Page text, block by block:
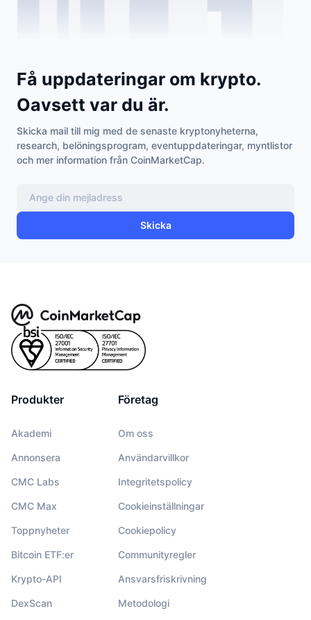
Få uppdateringar om krypto.
Oavsett var du är.
Skicka mail till mig med de senaste kryptonyheterna,
research, belöningsprogram, eventuppdateringar, myntlistor
och mer information från CoinMarketCap.
Skicka
Produkter
Akademi
Annonsera
CMC Labs
CMC Max
Toppnyheter
Bitcoin ETF:er
Krypto-API
DexScan
Företag
Om oss
Användarvillkor
Integritetspolicy
Cookieinställningar
Cookiepolicy
Communityregler
Ansvarsfriskrivning
Metodologi